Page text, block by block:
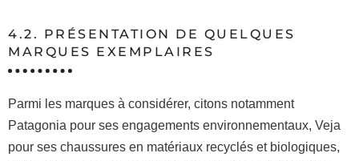
4.2. PRÉSENTATION DE QUELQUES
MARQUES EXEMPLAIRES
Parmi les marques à considérer, citons notamment
Patagonia pour ses engagements environnementaux, Veja
pour ses chaussures en matériaux recyclés et biologiques,